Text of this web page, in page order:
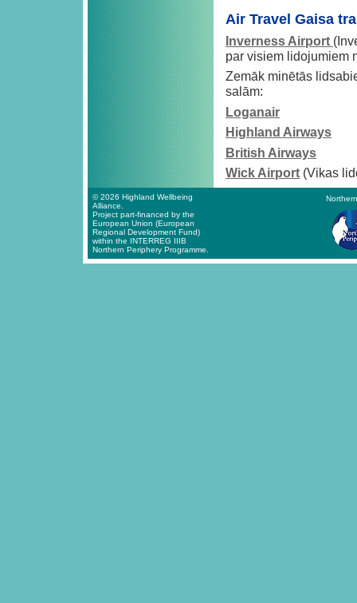
Air Travel Gaisa
Inverness Airport
par visiem lidojumiem
Zemāk minētās
salām:
Loganair
Highland Airways
British Airways
Wick Airport (Vikas
© 2026 Highland Wellbeing
Alliance.
Project part-financed by the
European Union (European
Regional Development Fund)
within the INTERREG IIIB
Northern Periphery Programme.